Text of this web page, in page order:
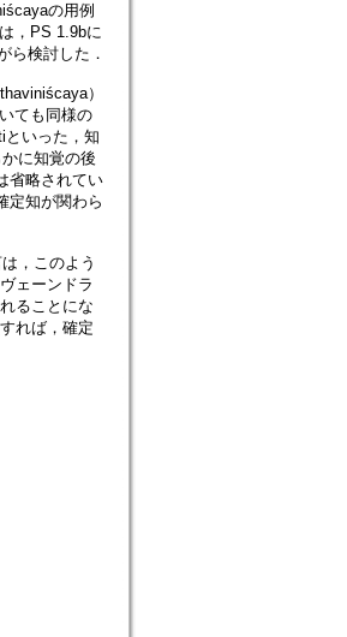
の用例
，PS 1.9bに
ら検討した．
）
ても同様の
いった，知
に知覚の後
省略されてい
定知が関わら
，このよう
ェーンドラ
ることにな
れば，確定